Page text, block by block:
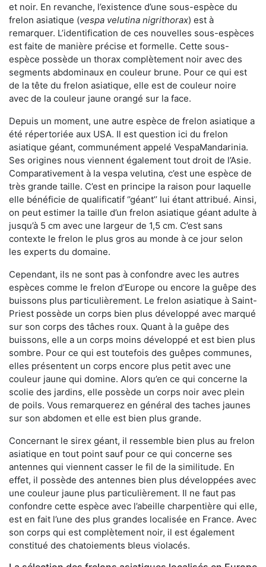
et noir. En revanche, l’existence d’une sous-espèce du
frelon asiatique (vespa velutina nigrithorax) est à
remarquer. L’identification de ces nouvelles sous-espèces
est faite de manière précise et formelle. Cette sous-
espèce possède un thorax complètement noir avec des
segments abdominaux en couleur brune. Pour ce qui est
de la tête du frelon asiatique, elle est de couleur noire
avec de la couleur jaune orangé sur la face.
Depuis un moment, une autre espèce de frelon asiatique a
été répertoriée aux USA. Il est question ici du frelon
asiatique géant, communément appelé VespaMandarinia.
Ses origines nous viennent également tout droit de l’Asie.
Comparativement à la vespa velutina, c’est une espèce de
très grande taille. C’est en principe la raison pour laquelle
elle bénéficie de qualificatif ‘’géant’’ lui étant attribué. Ainsi,
on peut estimer la taille d’un frelon asiatique géant adulte à
jusqu’à 5 cm avec une largeur de 1,5 cm. C’est sans
contexte le frelon le plus gros au monde à ce jour selon
les experts du domaine.
Cependant, ils ne sont pas à confondre avec les autres
espèces comme le frelon d’Europe ou encore la guêpe des
buissons plus particulièrement. Le frelon asiatique à Saint-
Priest possède un corps bien plus développé avec marqué
sur son corps des tâches roux. Quant à la guêpe des
buissons, elle a un corps moins développé et est bien plus
sombre. Pour ce qui est toutefois des guêpes communes,
elles présentent un corps encore plus petit avec une
couleur jaune qui domine. Alors qu’en ce qui concerne la
scolie des jardins, elle possède un corps noir avec plein
de poils. Vous remarquerez en général des taches jaunes
sur son abdomen et elle est bien plus grande.
Concernant le sirex géant, il ressemble bien plus au frelon
asiatique en tout point sauf pour ce qui concerne ses
antennes qui viennent casser le fil de la similitude. En
effet, il possède des antennes bien plus développées avec
une couleur jaune plus particulièrement. Il ne faut pas
confondre cette espèce avec l’abeille charpentière qui elle,
est en fait l’une des plus grandes localisée en France. Avec
son corps qui est complètement noir, il est également
constitué des chatoiements bleus violacés.